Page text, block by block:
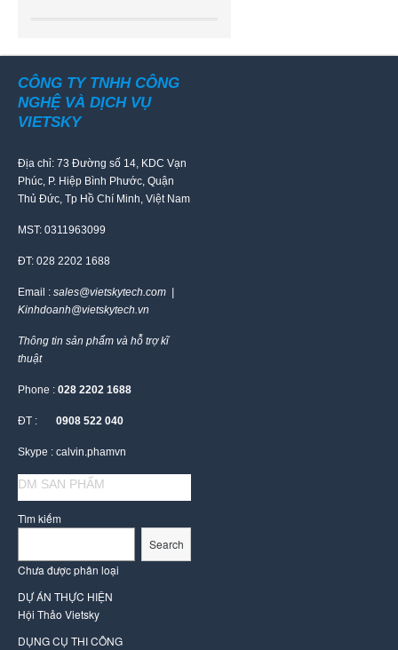
CÔNG TY TNHH CÔNG
NGHỆ VÀ DỊCH VỤ
VIETSKY
Địa chỉ: 73 Đường số 14, KDC Vạn
Phúc, P. Hiệp Bình Phước, Quận
Thủ Đức, Tp Hồ Chí Minh, Việt Nam
MST: 0311963099
ĐT: 028 2202 1688
Email : sales@vietskytech.com |
Kinhdoanh@vietskytech.vn
Thông tin sản phẩm và hỗ trợ kĩ
thuật
Phone : 028 2202 1688
ĐT : 0908 522 040
Skype : calvin.phamvn
DM SAN PHẨM
Tìm kiếm
Search
Chưa được phân loại
DỰ ÁN THỰC HIỆN
Hội Thảo Vietsky
DỤNG CỤ THI CÔNG